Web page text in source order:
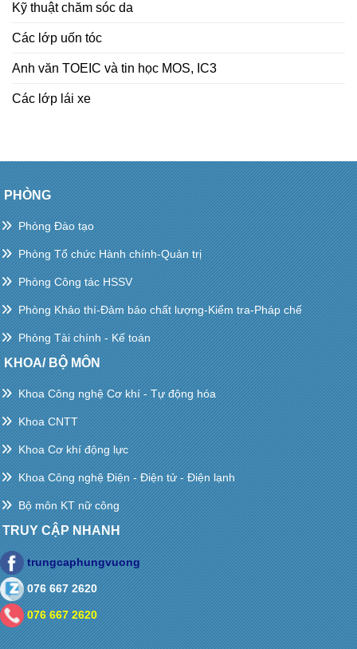
Kỹ thuật chăm sóc da
Các lớp uốn tóc
Anh văn TOEIC và tin học MOS, IC3
Các lớp lái xe
PHÒNG
Phòng Đào tạo
Phòng Tổ chức Hành chính-Quản trị
Phòng Công tác HSSV
Phòng Khảo thí-Đảm bảo chất lượng-Kiểm tra-Pháp chế
Phòng Tài chính - Kế toán
KHOA/ BỘ MÔN
Khoa Công nghệ Cơ khí - Tự động hóa
Khoa CNTT
Khoa Cơ khí động lực
Khoa Công nghệ Điện - Điện tử - Điện lạnh
Bộ môn KT nữ công
TRUY CẬP NHANH
trungcaphungvuong
076 667 2620
076 667 2620